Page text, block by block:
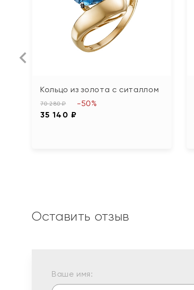
Кольцо из золота с ситаллом
70 280 ₽
35 140 ₽
-50%
Оставить отзыв
Ваше имя: